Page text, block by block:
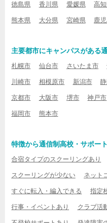
徳島県 香川県 愛媛県 高
熊本県 大分県 宮崎県 鹿
主要都市にキャンパスがある
札幌市 仙台市 さいたま市
川崎市 相模原市 新潟市
京都市 大阪市 堺市 神戸市
福岡市 熊本市
特徴から通信制高校・サポー
合宿タイプのスクーリングあり
スクーリングが少ない ネット
すぐに転入・編入できる 指定
行事・イベントあり クラブ活